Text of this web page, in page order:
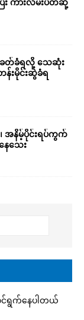
စ်ခတ်ခံရလို့ သေဆုံး
းမိုင်းဆွဲခံရ
၊ အနိမ့်ပိုင်းရပ်ကွက်
သေး
ရွက်နေပါတယ်